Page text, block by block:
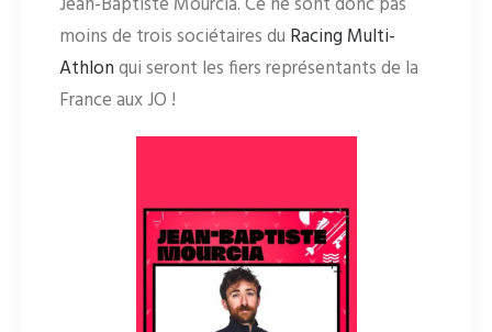
moins de trois sociétaires du Racing Multi-
Athlonqui seront les fiers représentants de la
France aux JO !